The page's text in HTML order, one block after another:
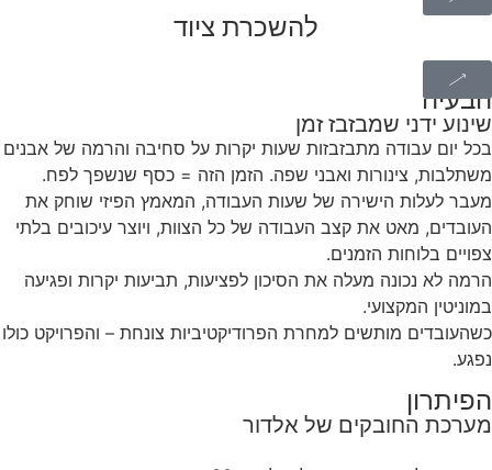
להשכרת ציוד
הבעיה
שינוע ידני שמבזבז זמן
בכל יום עבודה מתבזבזות שעות יקרות על סחיבה והרמה של אבנים
משתלבות, צינורות ואבני שפה. הזמן הזה = כסף שנשפך לפח.
מעבר לעלות הישירה של שעות העבודה, המאמץ הפיזי שוחק את
העובדים, מאט את קצב העבודה של כל הצוות, ויוצר עיכובים בלתי
צפויים בלוחות הזמנים.
הרמה לא נכונה מעלה את הסיכון לפציעות, תביעות יקרות ופגיעה
במוניטין המקצועי.
כשהעובדים מותשים למחרת הפרודיקטיביות צונחת – והפרויקט כולו
נפגע.
הפיתרון
מערכת החובקים של אלדור